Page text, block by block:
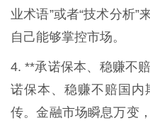
业术语”或者“技术分析”
自己能够掌控市场。
4. **承诺保本、稳赚不
诺保本、稳赚不赔国
传。金融市场瞬息万变